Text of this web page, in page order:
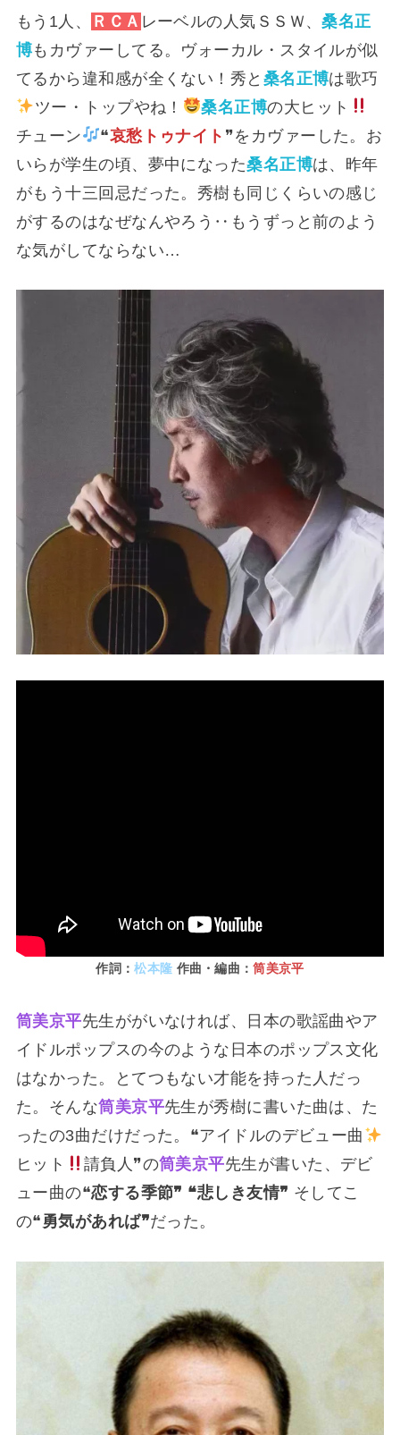
もう1人、 ＲＣＡ レーベルの人気ＳＳＷ、桑名正
博もカヴァーしてる。ヴォーカル・スタイルが似
てるから違和感が全くない！秀と 桑名正博は歌巧
ツー・トップやね！
桑名正博の大ヒット
チューン
❝哀愁トゥナイト ❞をカヴァーした。お
いらが学生の頃、夢中になった桑名正博は、昨年
がもう十三回忌だった。秀樹も同じくらいの感じ
がするのはなぜなんやろう‥もうずっと前のよう
な気がしてならない…
作詞：松本隆 作曲・編曲：筒美京平
筒美京平先生ががいなければ、日本の歌謡曲やア
イドルポップスの今のような日本のポップス文化
はなかった。とてつもない才能を持った人だっ
た。そんな筒美京平先生が秀樹に書いた曲は、た
ったの3曲だけだった。❝アイドルのデビュー曲
ヒット
請負人❞の筒美京平先生が書いた、デビ
ュー曲の❝恋する季節❞ ❝悲しき友情❞ そしてこ
の❝ 勇気があれば❞だった。